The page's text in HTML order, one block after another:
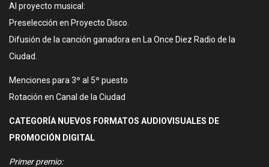
Al proyecto musical:
Preselección en Proyecto Disco.
Difusión de la canción ganadora en La Once Diez Radio de la
Ciudad.
Menciones para 3º al 5º puesto
Rotación en Canal de la Ciudad
CATEGORÍA NUEVOS FORMATOS AUDIOVISUALES DE
PROMOCIÓN DIGITAL
Primer premio: